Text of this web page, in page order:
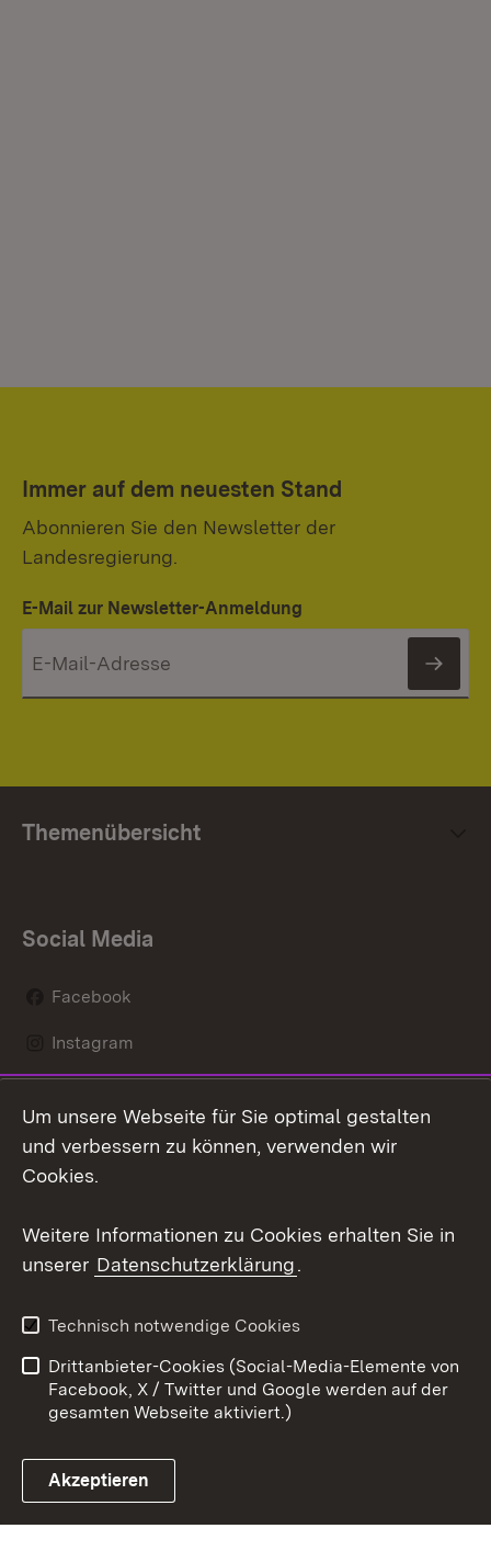
Immer auf dem neuesten Stand
Abonnieren Sie den Newsletter der
Landesregierung.
E-Mail zur Newsletter-Anmeldung
Themenübersicht
Social Media
Facebook
Instagram
Mastodon
Youtube
Link zum Landesportal
Kontakt
Datenschutz
Barrierefreiheit
Impressum Cookies
Um unsere Webseite für Sie optimal gestalten
und verbessern zu können, verwenden wir
Cookies.
Weitere Informationen zu Cookies erhalten Sie in
unserer Datenschutzerklärung.
Technisch notwendige Cookies
Drittanbieter-Cookies (Social-Media-Elemente von
Facebook, X / Twitter und Google werden auf der
gesamten Webseite aktiviert.)
Akzeptieren